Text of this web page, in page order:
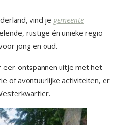
vind je gemeente
rustige én unieke regio
jong en oud.
een ontspannen uitje met het
of avontuurlijke activiteiten, er